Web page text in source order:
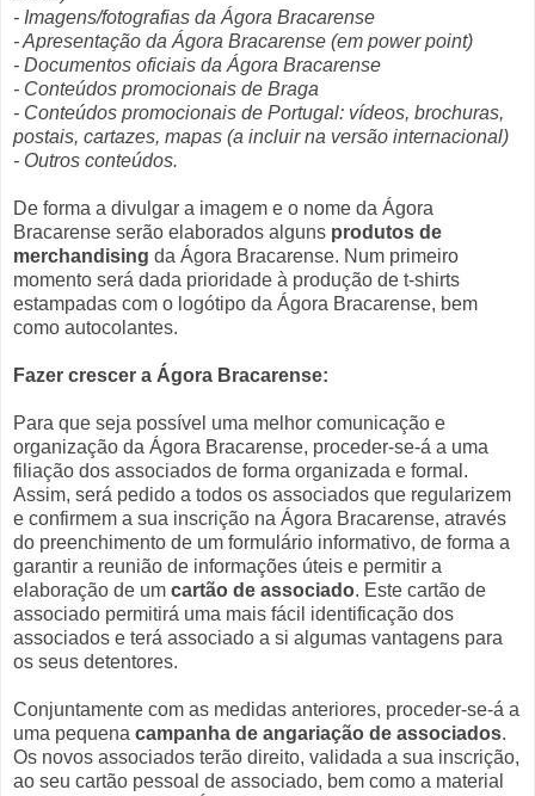
- Imagens/fotografias da Ágora Bracarense
- Apresentação da Ágora Bracarense (em power point)
- Documentos oficiais da Ágora Bracarense
- Conteúdos promocionais de Braga
- Conteúdos promocionais de Portugal: vídeos, brochuras,
postais, cartazes, mapas (a incluir na versão internacional)
- Outros conteúdos.
De forma a divulgar a imagem e o nome da Ágora
Bracarense serão elaborados alguns produtos de
merchandising da Ágora Bracarense. Num primeiro
momento será dada prioridade à produção de t-shirts
estampadas com o logótipo da Ágora Bracarense, bem
como autocolantes.
Fazer crescer a Ágora Bracarense:
Para que seja possível uma melhor comunicação e
organização da Ágora Bracarense, proceder-se-á a uma
filiação dos associados de forma organizada e formal.
Assim, será pedido a todos os associados que regularizem
e confirmem a sua inscrição na Ágora Bracarense, através
do preenchimento de um formulário informativo, de forma a
garantir a reunião de informações úteis e permitir a
elaboração de um cartão de associado. Este cartão de
associado permitirá uma mais fácil identificação dos
associados e terá associado a si algumas vantagens para
os seus detentores.
Conjuntamente com as medidas anteriores, proceder-se-á a
uma pequena campanha de angariação de associados.
Os novos associados terão direito, validada a sua inscrição,
ao seu cartão pessoal de associado, bem como a material